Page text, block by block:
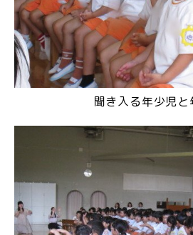
聞き入る年少児と